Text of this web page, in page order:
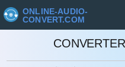
ONLINE-AUDIO-
CONVERT.COM